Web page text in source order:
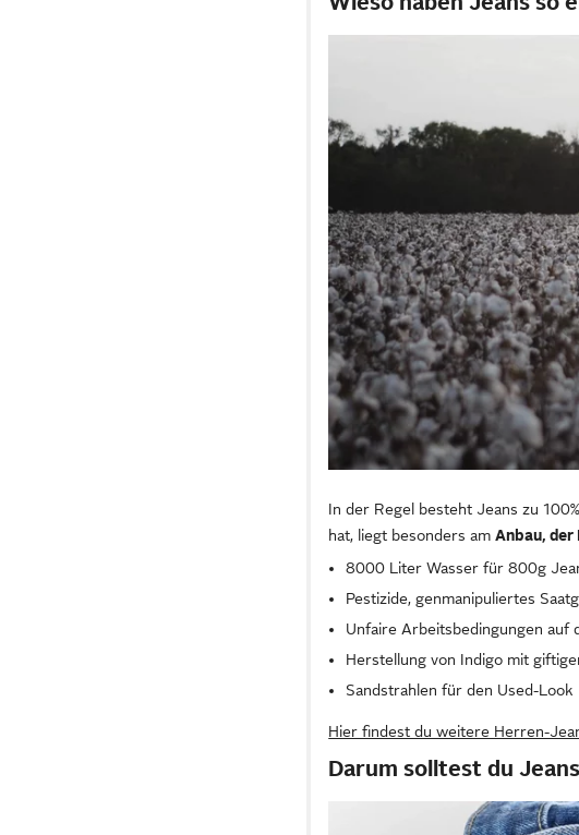
In der Regel besteht Jeans zu
hat, liegt besonders amAnbau, der
8000 Liter Wasser für 800g
Pestizide, genmanipuliertes
Unfaire Arbeitsbedingungen auf
Herstellung von Indigo mit
Sandstrahlen für den Used-Look
Hier findest du weitere Herren-
Darum solltest du